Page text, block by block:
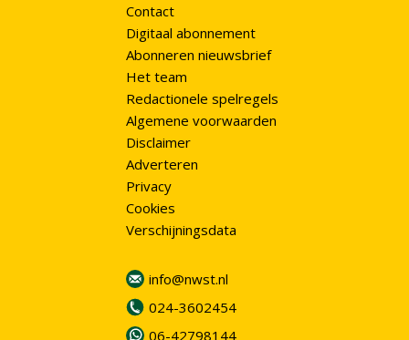
Contact
Digitaal abonnement
Abonneren nieuwsbrief
Het team
Redactionele spelregels
Algemene voorwaarden
Disclaimer
Adverteren
Privacy
Cookies
Verschijningsdata
info@nwst.nl
024-3602454
06-42798144